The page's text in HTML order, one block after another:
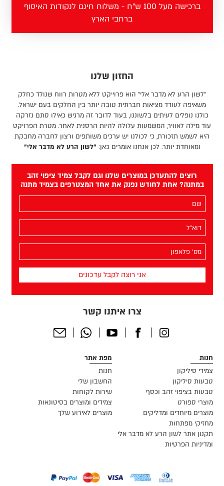
ברכישה מעל 100 ש"ח - משלוח חינם לנקודות האיסוף
ברחבי הארץ
החזון שלנו
"לשון הרע לא מדבר אלי" הוא פרוייקט ללא מטרות רווח שנולד כחלק
משאיפה לעודד מציאות חברתית טובה יותר בין החלקים בעם ישראל.
כולנו נופלים לעיתים בלשוננו, בעוד לדובר זה מרגיש כאילו סתם נזרקה
עוד מילה לאוויר, המשמעות עלולה להיות הרסנית לאחר. מטרת הפרויקט
היא לשמש תזכורת, כי לכולנו יש ערכים משותפים ורצון לחברה מחבקת
ומאוחדת יותר. לכן אנחנו אומרים כאן: "לשון הרע לא מדבר אלי"
רוצים להתעדכן במוצרים שלנו וגם לקבל צמיד ציפוי זהב
במתנה? אחת לחודש נפנק את אחד המצטרפים בצמיד מתנה
שלך
שלך
הפלאפון
צרו איתנו קשר
Instagram
Facebook
Youtube
Whatsapp
Send
חנות
צמידי סיליקון
טבעות סיליקון
טבעות בציפוי זהב וכסף
מוצרי ספורט
מוצרים מיוחדים ומדליקים
מחזיקי מפתחות
תקנון אתר לשון הרע לא מדבר אלי
ומדיניות הפרטיות
מפת אתר
חנות
החשבון שלי
שירות לקוחות
צמידים ומוצרים בסיטונאות
מוצרים לאירוע שלך